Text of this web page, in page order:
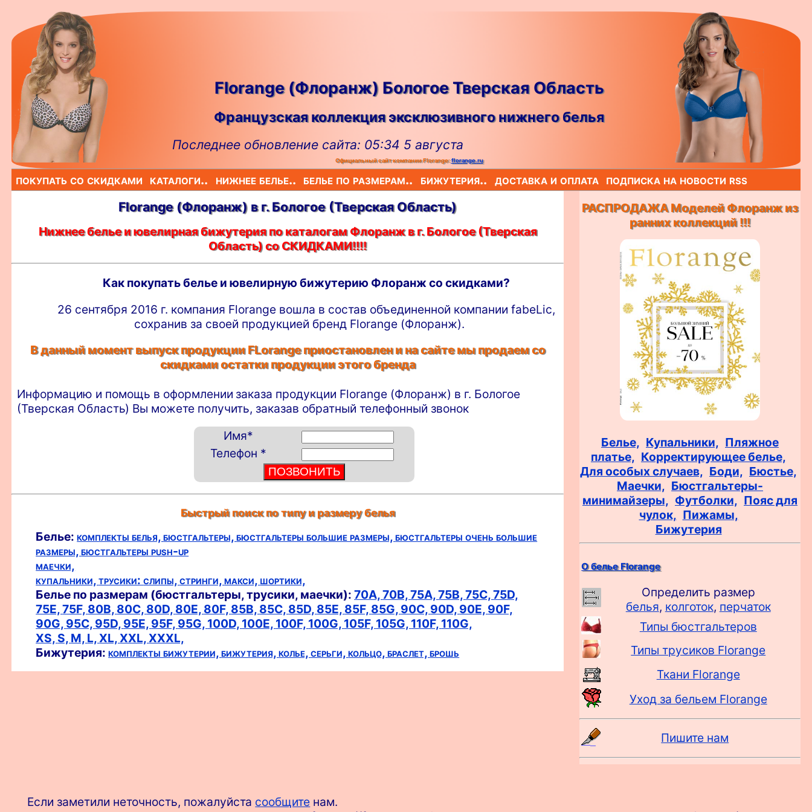
Florange (Флоранж) Бологое Тверская Область
Французская коллекция эксклюзивного нижнего белья
Последнее обновление сайта: 05:34 5 августа
Официальный сайт компании Florange:florange.ru
покупать со скидками каталоги.. нижнее белье.. белье по размерам.. бижутерия.. доставка и оплата подписка на новости rss
Florange (Флоранж) в г. Бологое (Тверская Область)
Нижнее белье и ювелирная бижутерия по каталогам Флоранж в г. Бологое (Тверская
Область) со СКИДКАМИ!!!!
Как покупать белье и ювелирную бижутерию Флоранж со скидками?
26 сентября 2016 г. компания Florange вошла в состав объединенной компании fabeLic,
сохранив за своей продукцией бренд Florange (Флоранж).
В данный момент выпуск продукции FLorange приостановлен и на сайте мы продаем со
скидками остатки продукции этого бренда
Информацию и помощь в оформлении заказа продукции Florange (Флоранж) в г. Бологое
(Тверская Область) Вы можете получить, заказав обратный телефонный звонок
Имя*
Телефон *
Быстрый поиск по типу и размеру белья
Белье:комплекты белья,бюстгальтеры,бюстгальтеры большие размеры,бюстгальтеры очень большие
размеры,бюстгальтеры push-up
маечки,
купальники,трусики:слипы,стринги,макси, шортики,
Белье по размерам (бюстгальтеры, трусики, маечки):70A,70B,75A,75B,75C,75D,
75E,75F, 80B, 80C, 80D, 80E, 80F, 85B, 85C, 85D, 85E, 85F, 85G, 90C, 90D, 90E, 90F,
90G, 95C, 95D, 95E, 95F, 95G, 100D, 100E, 100F, 100G, 105F, 105G, 110F, 110G,
XS, S, M, L,XL,XXL,XXXL,
Бижутерия:комплекты бижутерии,бижутерия,колье,серьги,кольцо,браслет,брошь
РАСПРОДАЖА Моделей Флоранж из
ранних коллекций !!!
Белье, Купальники, Пляжное
платье, Корректирующее белье,
Для особых случаев, Боди, Бюстье,
Маечки, Бюстгальтеры-
минимайзеры, Футболки, Пояс для
чулок, Пижамы,
Бижутерия
О белье Florange
Определить размер
белья, колготок, перчаток
Типы бюстгальтеров
Типы трусиков Florange
Ткани Florange
Уход за бельем Florange
Пишите нам
Если заметили неточность, пожалуйста сообщите нам.